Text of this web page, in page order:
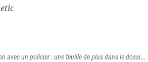
avec un policier : une feuille de plus dans le dossier,